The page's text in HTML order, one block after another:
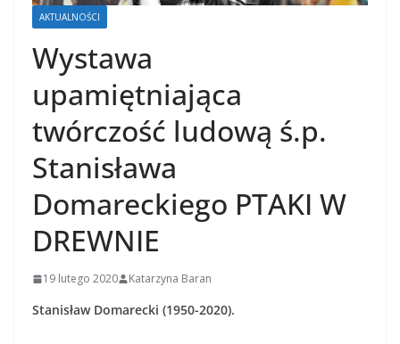
AKTUALNOŚCI
Wystawa
upamiętniająca
twórczość ludową ś.p.
Stanisława
Domareckiego PTAKI W
DREWNIE
19 lutego 2020 Katarzyna Baran
Stanisław Domarecki (1950-2020).